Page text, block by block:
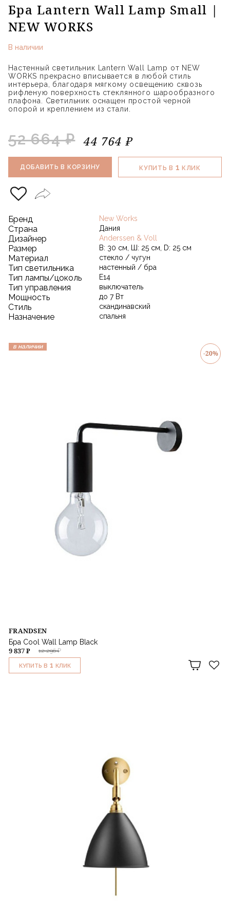
Бра Lantern Wall Lamp Small |
NEW WORKS
В наличии
Настенный светильник Lantern Wall Lamp от NEW
WORKS прекрасно вписывается в любой стиль
интерьера, благодаря мягкому освещению сквозь
рифленую поверхность стеклянного шарообразного
плафона. Светильник оснащен простой черной
опорой и креплением из стали.
52 664 ₽ 44 764 ₽
ДОБАВИТЬ В КОРЗИНУ КУПИТЬ В 1 КЛИК
Бренд New Works
Страна Дания
Дизайнер Anderssen & Voll
Размер В: 30 см, Ш: 25 см, D: 25 см
Материал стекло / чугун
Тип светильника настенный / бра
Тип лампы/цоколь E14
Тип управления выключатель
Мощность до 7 Вт
Стиль скандинавский
Назначение спальня
в наличии
-20%
FRANDSEN
Бра Cool Wall Lamp Black
12 296 ₽
9 837 ₽
КУПИТЬ В 1 КЛИК